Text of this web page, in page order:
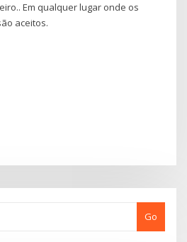
Em qualquer lugar onde os
aceitos.
Go